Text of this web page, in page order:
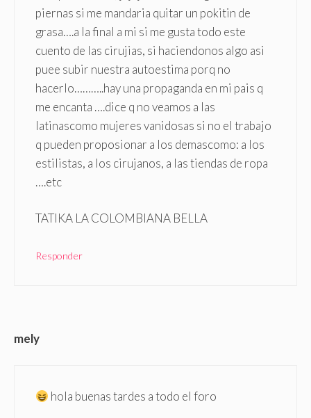
piernas si me mandaria quitar un pokitin de
grasa….a la final a mi si me gusta todo este
cuento de las cirujias, si haciendonos algo asi
puee subir nuestra autoestima porq no
hacerlo………..hay una propaganda en mi pais q
me encanta ….dice q no veamos a las
latinascomo mujeres vanidosas si no el trabajo
q pueden proposionar a los demascomo: a los
estilistas, a los cirujanos, a las tiendas de ropa
….etc
TATIKA LA COLOMBIANA BELLA
Responder
mely
hola buenas tardes a todo el foro